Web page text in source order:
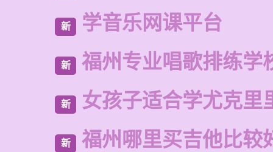
新 学音乐网课平台
新 福州专业唱歌排练学
新 女孩子适合学尤克里
新 福州哪里买吉他比较